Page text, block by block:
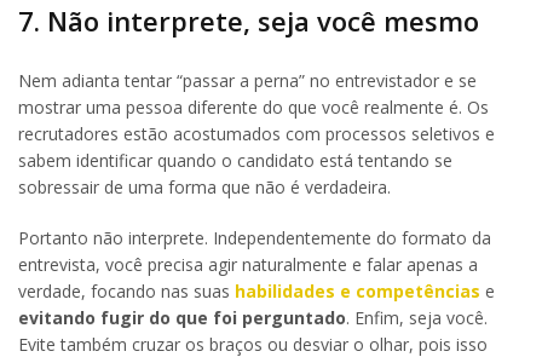
7. Não interprete, seja você mesmo
Nem adianta tentar “passar a perna” no entrevistador e se
mostrar uma pessoa diferente do que você realmente é. Os
recrutadores estão acostumados com processos seletivos e
sabem identificar quando o candidato está tentando se
sobressair de uma forma que não é verdadeira.
Portanto não interprete. Independentemente do formato da
entrevista, você precisa agir naturalmente e falar apenas a
verdade, focando nas suas habilidades e competências e
evitando fugir do que foi perguntado. Enfim, seja você.
Evite também cruzar os braços ou desviar o olhar, pois isso